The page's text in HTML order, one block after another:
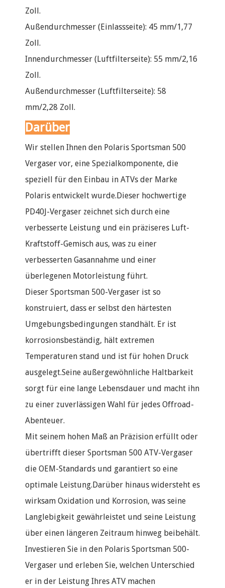
Zoll.
Außendurchmesser (Einlassseite): 45 mm/1,77
Zoll.
Innendurchmesser (Luftfilterseite): 55 mm/2,16
Zoll.
Außendurchmesser (Luftfilterseite): 58
mm/2,28 Zoll.
Darüber
Wir stellen Ihnen den Polaris Sportsman 500
Vergaser vor, eine Spezialkomponente, die
speziell für den Einbau in ATVs der Marke
Polaris entwickelt wurde.Dieser hochwertige
PD40J-Vergaser zeichnet sich durch eine
verbesserte Leistung und ein präziseres Luft-
Kraftstoff-Gemisch aus, was zu einer
verbesserten Gasannahme und einer
überlegenen Motorleistung führt.
Dieser Sportsman 500-Vergaser ist so
konstruiert, dass er selbst den härtesten
Umgebungsbedingungen standhält. Er ist
korrosionsbeständig, hält extremen
Temperaturen stand und ist für hohen Druck
ausgelegt.Seine außergewöhnliche Haltbarkeit
sorgt für eine lange Lebensdauer und macht ihn
zu einer zuverlässigen Wahl für jedes Offroad-
Abenteuer.
Mit seinem hohen Maß an Präzision erfüllt oder
übertrifft dieser Sportsman 500 ATV-Vergaser
die OEM-Standards und garantiert so eine
optimale Leistung.Darüber hinaus widersteht es
wirksam Oxidation und Korrosion, was seine
Langlebigkeit gewährleistet und seine Leistung
über einen längeren Zeitraum hinweg beibehält.
Investieren Sie in den Polaris Sportsman 500-
Vergaser und erleben Sie, welchen Unterschied
er in der Leistung Ihres ATV machen